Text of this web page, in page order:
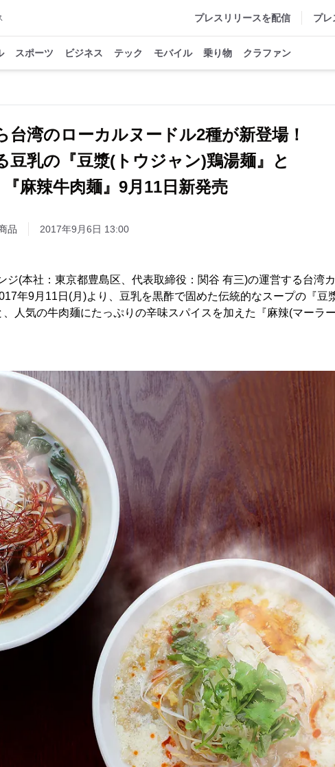
プレスリリースを配信 プレ
スポーツ ビジネス テック モバイル 乗り物 クラファン
台湾のローカルヌードル2種が新登場！
豆乳の『豆漿(トウジャン)鶏湯麺』と
『麻辣牛肉麺』9月11日新発売
品 2017年9月6日 13:00
ジ(本社：東京都豊島区、代表取締役：関谷 有三)の運営する台湾カ
年9月11日(月)より、豆乳を黒酢で固めた伝統的なスープの『豆
人気の牛肉麺にたっぷりの辛味スパイスを加えた『麻辣(マーラ